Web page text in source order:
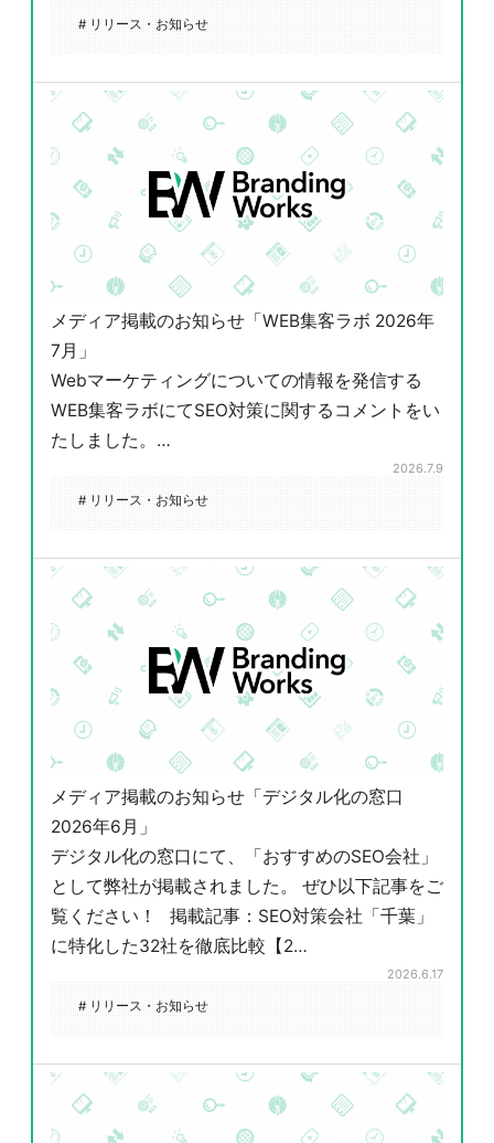
# リリース・お知らせ
メディア掲載のお知らせ「WEB集客ラボ 2026年
7月」
Webマーケティングについての情報を発信する
WEB集客ラボにてSEO対策に関するコメントをい
たしました。…
2026.7.9
# リリース・お知らせ
メディア掲載のお知らせ「デジタル化の窓口
2026年6月」
デジタル化の窓口にて、「おすすめのSEO会社」
として弊社が掲載されました。 ぜひ以下記事をご
覧ください！ 掲載記事：SEO対策会社「千葉」
に特化した32社を徹底比較【2…
2026.6.17
# リリース・お知らせ